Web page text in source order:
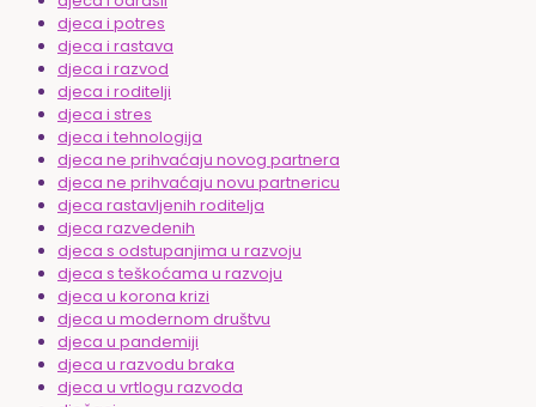
djeca i potres
djeca i rastava
djeca i razvod
djeca i roditelji
djeca i stres
djeca i tehnologija
djeca ne prihvaćaju novog partnera
djeca ne prihvaćaju novu partnericu
djeca rastavljenih roditelja
djeca razvedenih
djeca s odstupanjima u razvoju
djeca s teškoćama u razvoju
djeca u korona krizi
djeca u modernom društvu
djeca u pandemiji
djeca u razvodu braka
djeca u vrtlogu razvoda